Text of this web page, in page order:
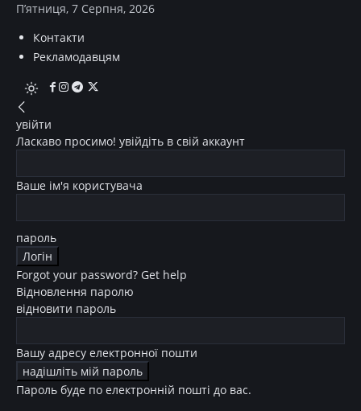
П’ятниця, 7 Серпня, 2026
Контакти
Рекламодавцям
увійти
Ласкаво просимо! увійдіть в свій аккаунт
Ваше ім'я користувача
пароль
Forgot your password? Get help
Відновлення паролю
відновити пароль
Вашу адресу електронної пошти
Пароль буде по електронній пошті до вас.